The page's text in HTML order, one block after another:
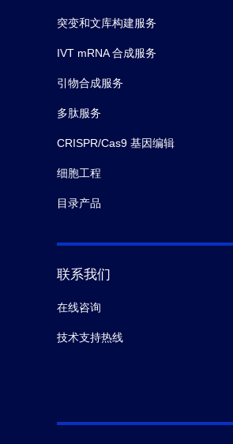
突变和文库构建服务
IVT mRNA 合成服务
引物合成服务
多肽服务
CRISPR/Cas9 基因编辑
细胞工程
目录产品
联系我们
在线咨询
技术支持热线